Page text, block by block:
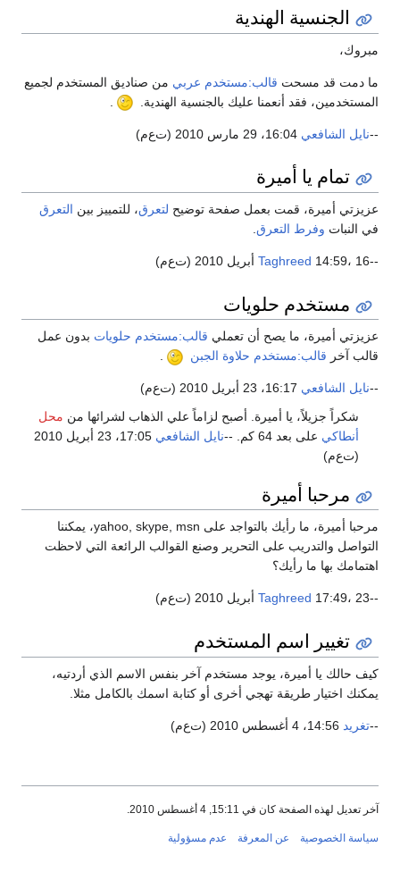
الجنسية الهندية
دمت قد مسحتقالب:مستخدم عربي من صناديق المستخدم لجميع
فقد أنعمنا عليك بالجنسية الهندية.
.
نايل الشافعي16:04، 29 مارس 2010 (ت‌ع‌م)
تمام يا أميرة
أميرة، قمت بعمل صفحة توضيحلتعرق ، للتمييز بينالتعرق
النباتوفرط التعرق.
Taghreed14:59، 16 أبريل 2010 (ت‌ع‌م)
مستخدم حلويات
أميرة، ما يصح أن تعمليقالب:مستخدم حلوياتبدون عمل
آخرقالب:مستخدم حلاوة الجبن .
نايل الشافعي16:17، 23 أبريل 2010 (ت‌ع‌م)
شكراً جزيلاً، يا أميرة. أصبح لزاماً علي الذهاب لشرائها منمحل
أنطاكيعلى بعد 64 كم. -- نايل الشافعي
17:05، 23 أبريل 2010
(ت‌ع‌م)
مرحبا أميرة
مرحبا أميرة، ما رأيك بالتواجد على yahoo, skype, msn، يمكننا
والتدريب على التحرير وصنع القوالب الرائعة التي لاحظت
بها ما رأيك؟
Taghreed17:49، 23 أبريل 2010 (ت‌ع‌م)
تغيير اسم المستخدم
حالك يا أميرة، يوجد مستخدم آخر بنفس الاسم الذي أردتيه،
اختيار طريقة تهجي أخرى أو كتابة اسمك بالكامل مثلا.
تغريد14:56، 4 أغسطس 2010 (ت‌ع‌م)
تعديل لهذه الصفحة كان في 15:11, 4 أغسطس 2010.
الخصوصية عن المعرفة عدم مسؤولية